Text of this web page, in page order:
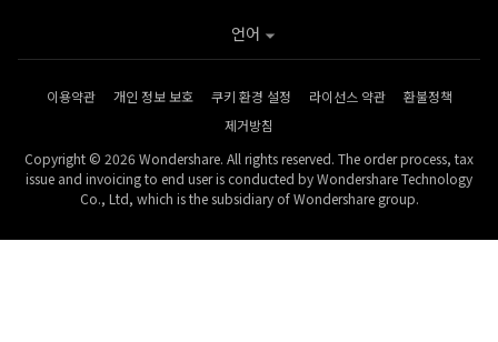
이용약관 개인 정보 보호 쿠키 환경 설정 라이선스 약관
환불정책
제거방침
Copyright © 2026 Wondershare. All rights reserved. The order process, tax
issue and invoicing to end user is conducted by Wondershare Technology
Co., Ltd, which is the subsidiary of Wondershare group.
언어